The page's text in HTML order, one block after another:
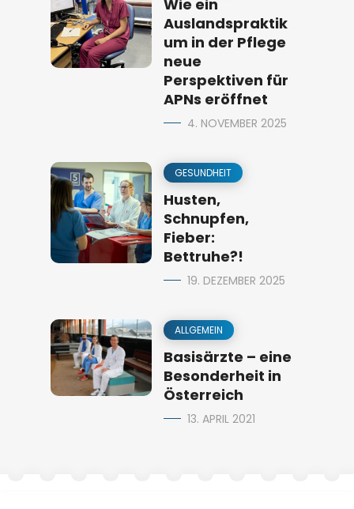
Wie ein
Auslandspraktik
um in der Pflege
neue
Perspektiven für
APNs eröffnet
4. NOVEMBER 2025
GESUNDHEIT
Husten,
Schnupfen,
Fieber:
Bettruhe?!
19. DEZEMBER 2025
ALLGEMEIN
Basisärzte – eine
Besonderheit in
Österreich
13. APRIL 2021